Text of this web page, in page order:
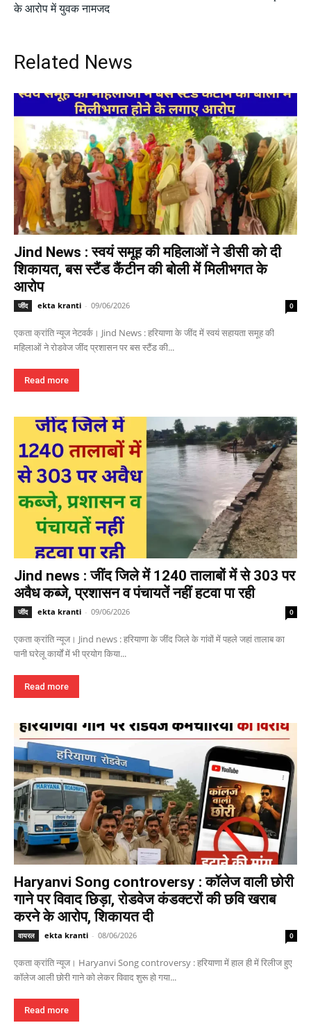
के आरोप में युवक नामजद
Related News
Jind News : स्वयं समूह की महिलाओं ने डीसी को दी
शिकायत, बस स्टैंड कैंटीन की बोली में मिलीभगत के
आरोप
जींद ekta kranti - 09/06/2026 0
एकता क्रांति न्यूज नेटवर्क। Jind News : हरियाणा के जींद में स्वयं सहायता समूह की
महिलाओं ने रोडवेज जींद प्रशासन पर बस स्टैंड की...
Read more
Jind news : जींद जिले में 1240 तालाबों में से 303 पर
अवैध कब्जे, प्रशासन व पंचायतें नहीं हटवा पा रही
जींद ekta kranti - 09/06/2026 0
एकता क्रांति न्यूज। Jind news : हरियाणा के जींद जिले के गांवों में पहले जहां तालाब का
पानी घरेलू कार्यों में भी प्रयोग किया...
Read more
Haryanvi Song controversy : कॉलेज वाली छोरी
गाने पर विवाद छिड़ा, रोडवेज कंडक्टरों की छवि खराब
करने के आरोप, शिकायत दी
वायरल ekta kranti - 08/06/2026 0
एकता क्रांति न्यूज। Haryanvi Song controversy : हरियाणा में हाल ही में रिलीज हुए
कॉलेज आली छोरी गाने को लेकर विवाद शुरू हो गया...
Read more